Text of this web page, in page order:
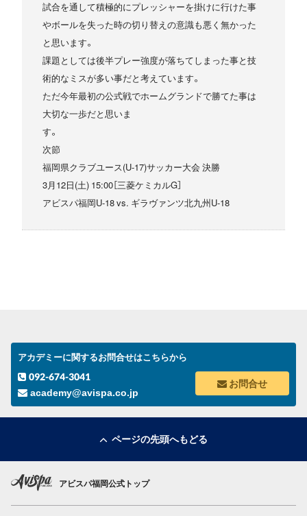
試合を通して積極的にプレッシャーを掛けに行けた事
やボールを失った時の切り替えの意識も悪く無かった
と思います。
課題としては後半プレー強度が落ちてしまった事と技
術的なミスが多い事だと考えています。
ただ今年最初の公式戦でホームグランドで勝てた事は
大切な一歩だと思いま
次節
福岡県クラブユース(U-17)サッカー大会 決勝
3月12日(土) 15:00［三菱ケミカルG］
アビスパ福岡U-18 vs. ギラヴァンツ北九州U-18
アカデミーに関するお問合せはこちらから
092-674-3041
academy@avispa.co.jp
お問合せ
ページの先頭へもどる
アビスパ福岡公式トップ